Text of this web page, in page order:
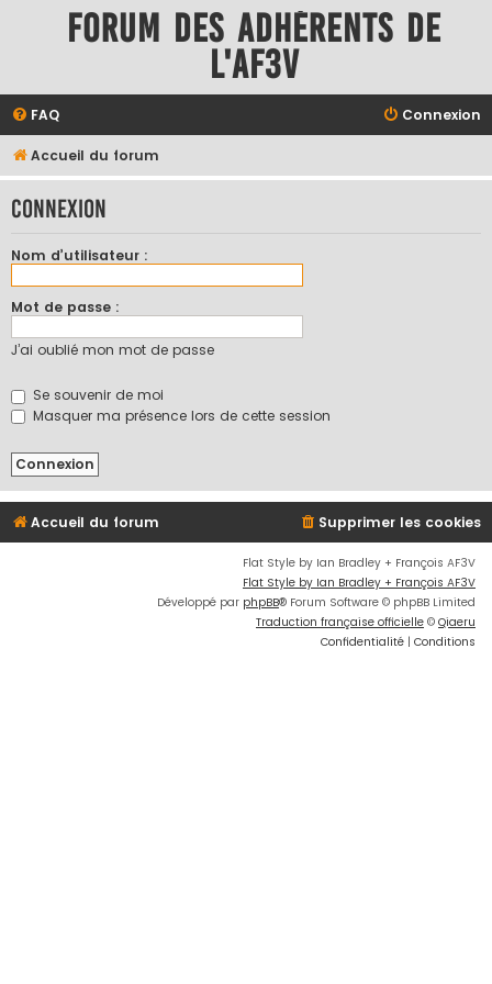
Forum des adhérents de
l'AF3V
FAQ Connexion
Accueil du forum
Connexion
Nom d’utilisateur :
Mot de passe :
J’ai oublié mon mot de passe
Se souvenir de moi
Masquer ma présence lors de cette session
Accueil du forum Supprimer les cookies
Flat Style by Ian Bradley + François AF3V
Flat Style by Ian Bradley + François AF3V
Développé par phpBB® Forum Software © phpBB Limited
Traduction française officielle © Qiaeru
Confidentialité | Conditions